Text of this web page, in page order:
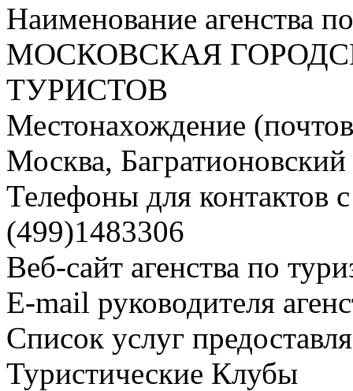
Наименование агенства
МОСКОВСКАЯ
ТУРИСТОВ
Местонахождение
Москва,
Телефоны для контактов
(499)1483306
Веб-сайт агенства по
E-mail руководителя
Список услуг
Туристические Клубы